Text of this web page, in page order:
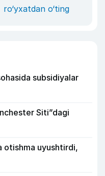
ro‘yxatdan o‘ting
subsidiyalar
Siti”dagi
otishma uyushtirdi,